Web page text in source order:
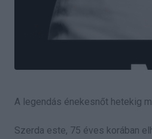
A legendás énekesnőt hetekig
Szerda este, 75 éves korában